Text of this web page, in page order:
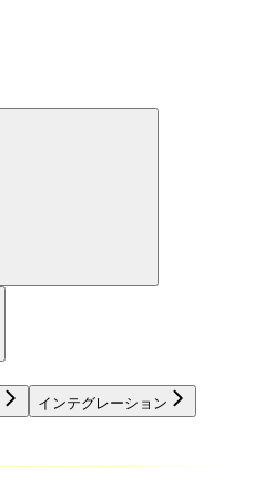
インテグレーション